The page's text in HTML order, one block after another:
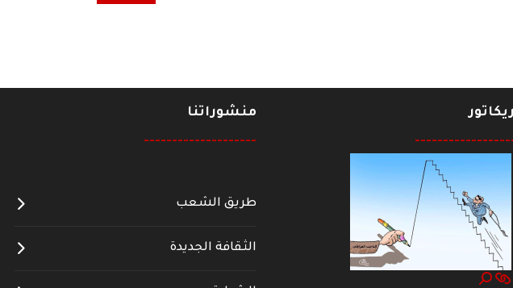
منشوراتنا
--------------------
طريق الشعب
الثقافة الجديدة